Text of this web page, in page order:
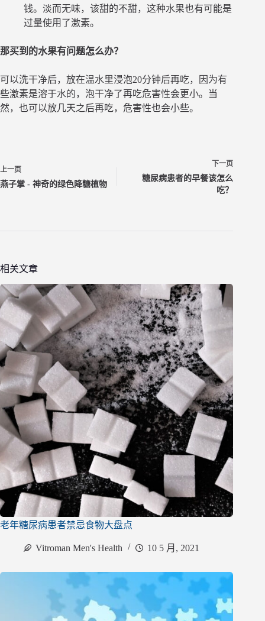
钱。淡而无味，该甜的不甜，这种水果也有可能是
过量使用了激素。
那买到的水果有问题怎么办？
可以洗干净后，放在温水里浸泡20分钟后再吃，因为有
些激素是溶于水的，泡干净了再吃危害性会更小。当
然，也可以放几天之后再吃，危害性也会小些。
上一页
燕子掌 - 神奇的绿色降糖植物
下一页
糖尿病患者的早餐该怎么
吃？
相关文章
老年糖尿病患者禁忌食物大盘点
Vitroman Men's Health 10 5 月, 2021